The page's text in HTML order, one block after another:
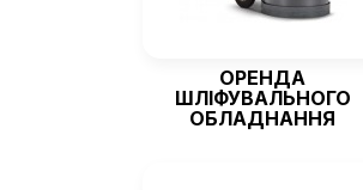
ОРЕНДА
ШЛІФУВАЛЬНОГО
ОБЛАДНАННЯ